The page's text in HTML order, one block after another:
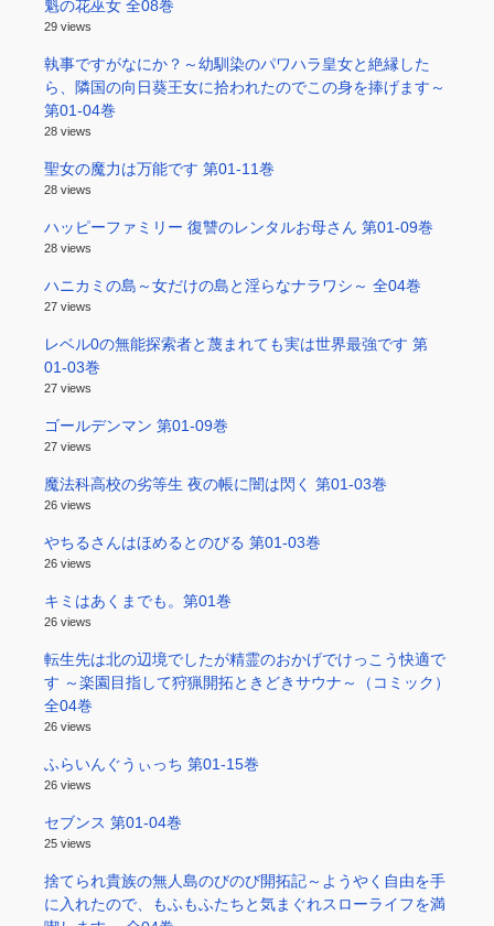
魁の花巫女 全08巻
29 views
執事ですがなにか？～幼馴染のパワハラ皇女と絶縁した
ら、隣国の向日葵王女に拾われたのでこの身を捧げます～
第01-04巻
28 views
聖女の魔力は万能です 第01-11巻
28 views
ハッピーファミリー 復讐のレンタルお母さん 第01-09巻
28 views
ハニカミの島～女だけの島と淫らなナラワシ～ 全04巻
27 views
レベル0の無能探索者と蔑まれても実は世界最強です 第
01-03巻
27 views
ゴールデンマン 第01-09巻
27 views
魔法科高校の劣等生 夜の帳に闇は閃く 第01-03巻
26 views
やちるさんはほめるとのびる 第01-03巻
26 views
キミはあくまでも。第01巻
26 views
転生先は北の辺境でしたが精霊のおかげでけっこう快適で
す ～楽園目指して狩猟開拓ときどきサウナ～（コミック）
全04巻
26 views
ふらいんぐうぃっち 第01-15巻
26 views
セブンス 第01-04巻
25 views
捨てられ貴族の無人島のびのび開拓記～ようやく自由を手
に入れたので、もふもふたちと気まぐれスローライフを満